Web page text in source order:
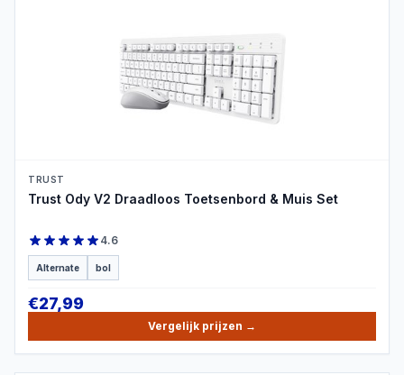
PRODUCTBEELD
TRUST
Trust Ody V2 Draadloos Toetsenbord & Muis Set
4.6
Alternate bol
€27,99
Vergelijk prijzen →